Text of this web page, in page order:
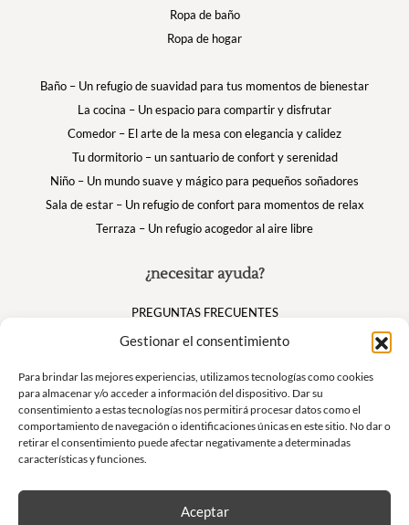
Gestionar el consentimiento
Para brindar las mejores experiencias, utilizamos tecnologías como cookies
para almacenar y/o acceder a información del dispositivo. Dar su
consentimiento a estas tecnologías nos permitirá procesar datos como el
comportamiento de navegación o identificaciones únicas en este sitio. No dar o
retirar el consentimiento puede afectar negativamente a determinadas
características y funciones.
Aceptar
¿necesitar ayuda?
PREGUNTAS FRECUENTES
Mi cuenta
Suivez nous
Ropa de baño
Ropa de hogar
Baño – Un refugio de suavidad para tus momentos de bienestar
La cocina – Un espacio para compartir y disfrutar
Comedor – El arte de la mesa con elegancia y calidez
Tu dormitorio – un santuario de confort y serenidad
Niño – Un mundo suave y mágico para pequeños soñadores
Sala de estar – Un refugio de confort para momentos de relax
Terraza – Un refugio acogedor al aire libre